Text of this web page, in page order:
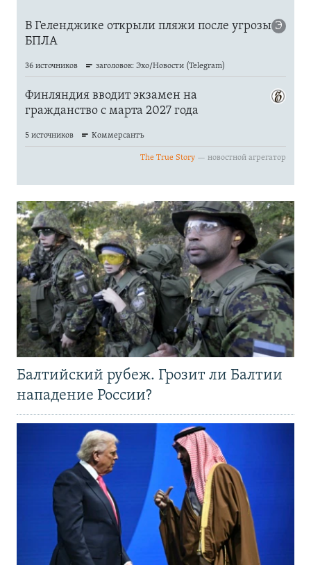
Балтийский рубеж. Грозит ли Балтии
нападение России?